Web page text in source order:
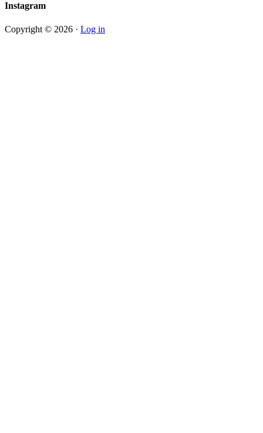
Instagram
Copyright © 2026 · Log in